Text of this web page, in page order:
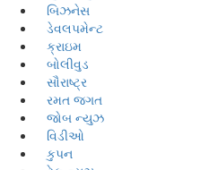
બિઝનેસ
ડેવલપમેન્ટ
ક્રાઇમ
બોલીવુડ
સૌરાષ્ટ્ર
રમત જગત
જોબ ન્યુઝ
વિડીઓ
કુપન